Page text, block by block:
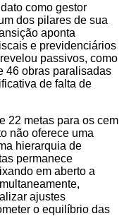
como gestor
dos pilares de sua
aponta
e previdenciários
passivos, como
46 obras paralisadas
de falta de
22 metas para os cem
não oferece uma
hierarquia de
permanece
em aberto a
ajustes
o equilíbrio das